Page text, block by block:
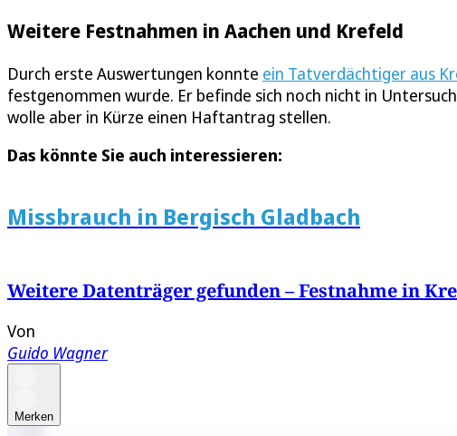
Weitere Festnahmen in Aachen und Krefeld
Durch erste Auswertungen konnte ein Tatverdächtiger aus
festgenommen wurde. Er befinde sich noch nicht in
wolle aber in Kürze einen Haftantrag stellen.
Das könnte Sie auch interessieren:
Missbrauch in Bergisch Gladbach
Weitere Datenträger gefunden – Festnahme in
Von
Guido Wagner
Merken